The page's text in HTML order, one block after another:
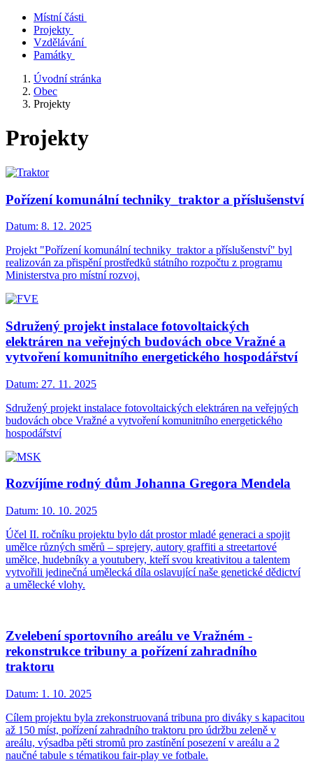
Místní části
Projekty
Vzdělávání
Památky
Úvodní stránka
Obec
Projekty
Projekty
Pořízení komunální techniky_traktor a příslušenství
Datum: 8. 12. 2025
Projekt "Pořízení komunální techniky_traktor a příslušenství" byl
realizován za přispění prostředků státního rozpočtu z programu
Ministerstva pro místní rozvoj.
Sdružený projekt instalace fotovoltaických
elektráren na veřejných budovách obce Vražné a
vytvoření komunitního energetického hospodářství
Datum: 27. 11. 2025
Sdružený projekt instalace fotovoltaických elektráren na veřejných
budovách obce Vražné a vytvoření komunitního energetického
hospodářství
Rozvíjíme rodný dům Johanna Gregora Mendela
Datum: 10. 10. 2025
Účel II. ročníku projektu bylo dát prostor mladé generaci a spojit
umělce různých směrů – sprejery, autory graffiti a streetartové
umělce, hudebníky a youtubery, kteří svou kreativitou a talentem
vytvořili jedinečná umělecká díla oslavující naše genetické dědictví
a umělecké vlohy.
Zvelebení sportovního areálu ve Vražném -
rekonstrukce tribuny a pořízení zahradního
traktoru
Datum: 1. 10. 2025
Cílem projektu byla zrekonstruovaná tribuna pro diváky s kapacitou
až 150 míst, pořízení zahradního traktoru pro údržbu zeleně v
areálu, výsadba pěti stromů pro zastínění posezení v areálu a 2
naučné tabule s tématikou fair-play ve fotbale.